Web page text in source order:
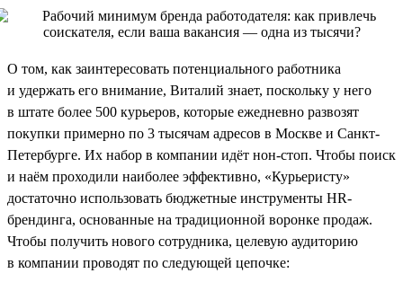
О том, как заинтересовать потенциального работника
и удержать его внимание, Виталий знает, поскольку у него
в штате более 500 курьеров, которые ежедневно развозят
покупки примерно по 3 тысячам адресов в Москве и Санкт-
Петербурге. Их набор в компании идёт нон-стоп. Чтобы поиск
и наём проходили наиболее эффективно, «Курьеристу»
достаточно использовать бюджетные инструменты HR-
брендинга, основанные на традиционной воронке продаж.
Чтобы получить нового сотрудника, целевую аудиторию
в компании проводят по следующей цепочке: